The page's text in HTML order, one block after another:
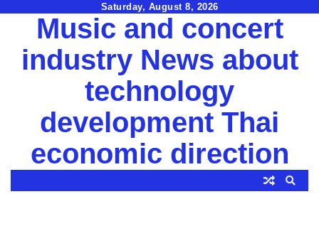
Saturday, August 8, 2026
Music and concert
industry News about
technology
development Thai
economic direction